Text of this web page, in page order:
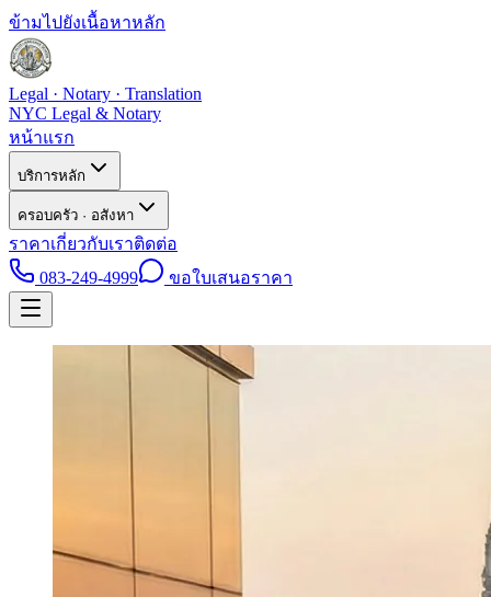
ข้ามไปยังเนื้อหาหลัก
Legal · Notary · Translation
NYC Legal & Notary
หน้าแรก
บริการหลัก
ครอบครัว · อสังหา
ราคาเกี่ยวกับเราติดต่อ
083-249-4999
ขอใบเสนอราคา